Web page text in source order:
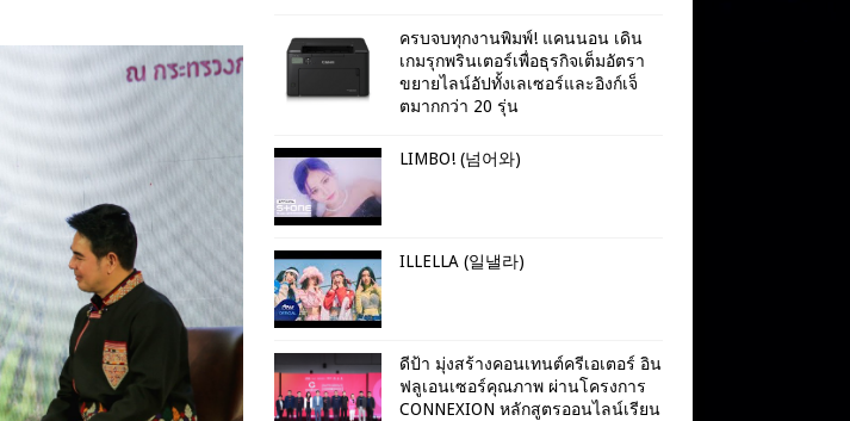
ครบจบทุกงานพิมพ์! แคนนอน เดิน
เกมรุกพรินเตอร์เพื่อธุรกิจเต็มอัตรา
ขยายไลน์อัปทั้งเลเซอร์และอิงก์เจ็
ตมากกว่า 20 รุ่น
LIMBO! (넘어와)
ILLELLA (일낼라)
ดีป้า มุ่งสร้างคอนเทนต์ครีเอเตอร์ อิน
ฟลูเอนเซอร์คุณภาพ ผ่านโครงการ
CONNEXION หลักสูตรออนไลน์เรียน